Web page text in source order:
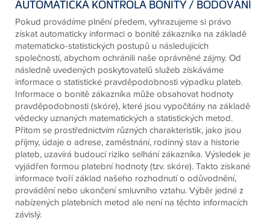
AUTOMATICKÁ KONTROLA BONITY / BODOVÁNÍ
Pokud provádíme plnění předem, vyhrazujeme si právo
získat automaticky informaci o bonitě zákazníka na základě
matematicko-statistických postupů u následujících
společností, abychom ochránili naše oprávněné zájmy. Od
následně uvedených poskytovatelů služeb získáváme
informace o statistické pravděpodobnosti výpadku plateb.
Informace o bonitě zákazníka může obsahovat hodnoty
pravděpodobnosti (skóre), které jsou vypočítány na základě
vědecky uznaných matematických a statistických metod.
Přitom se prostřednictvím různých charakteristik, jako jsou
příjmy, údaje o adrese, zaměstnání, rodinný stav a historie
plateb, uzavírá budoucí riziko selhání zákazníka. Výsledek je
vyjádřen formou platební hodnoty (tzv. skóre). Takto získané
informace tvoří základ našeho rozhodnutí o odůvodnění,
provádění nebo ukončení smluvního vztahu. Výběr jedné z
nabízených platebních metod ale není na těchto informacích
závislý.